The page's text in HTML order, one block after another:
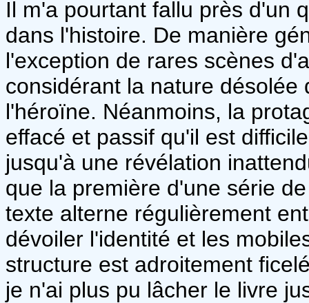
Il m'a pourtant fallu près d'un
dans l'histoire. De manière
l'exception de rares scènes
considérant la nature
l'héroïne. Néanmoins, la
effacé et passif qu'il est
jusqu'à une révélation
que la première d'une série
texte alterne régulièrement
dévoiler l'identité et les
structure est adroitement
je n'ai plus pu lâcher le livre